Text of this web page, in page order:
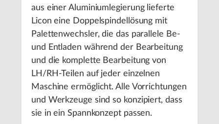
aus einer Aluminiumlegierung lieferte
Licon eine Doppelspindellösung mit
Palettenwechsler, die das parallele Be-
und Entladen während der Bearbeitung
und die komplette Bearbeitung von
LH/RH-Teilen auf jeder einzelnen
Maschine ermöglicht. Alle Vorrichtungen
und Werkzeuge sind so konzipiert, dass
sie in ein Spannkonzept passen.